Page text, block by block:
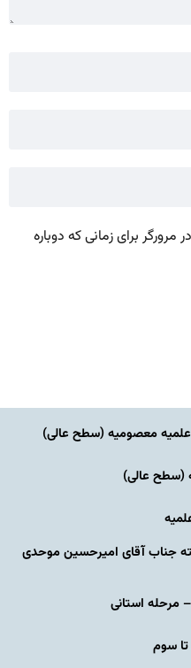
برای زمانی که دوباره
معصومیه‌ (سطح عالی)
(سطح عالی)
جناب آقای امیرحسین موحدی
مرحله استانی
تا سوم